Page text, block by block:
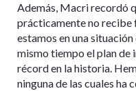
Además, Macri recordó
prácticamente no recibe
estamos en una
mismo tiempo el plan de
récord en la historia.
ninguna de las cuales ha